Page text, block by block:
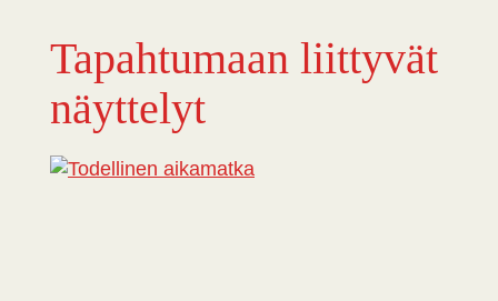
Tapahtumaan liittyvät
näyttelyt